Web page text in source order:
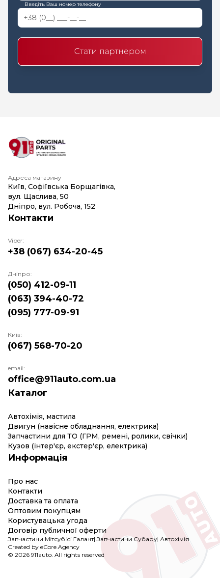
Введіть Ваш номер телефону
Стати партнером
Адреса магазину
Київ, Софіївська Борщагівка,
вул. Щаслива, 50
Дніпро, вул. Робоча, 152
Каталог
Автохімія, мастила
Двигун (навісне обладнання, електрика)
Запчастини для ТО (ГРМ, ремені, ролики, свічки)
Кузов (інтер'єр, екстер'єр, електрика)
Информація
Про нас
Контакти
Доставка та оплата
Оптовим покупцям
Користувацька угода
Договір публичної оферти
Контакти
Viber:
+38 (067) 634-20-45
Дніпро:
(050) 412-09-11
(063) 394-40-72
(095) 777-09-91
Київ:
(067) 568-70-20
email:
office@911auto.com.ua
Created by eCore.Agency
Запчастини Мітсубісі Галант|Запчастини Субару| Автохімія
© 2026 911auto. All rights reserved